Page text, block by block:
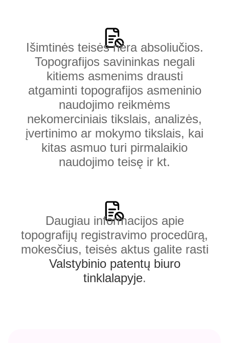
Išimtinės teisės nėra absoliučios.
Topografijos savininkas negali
kitiems asmenims drausti
atgaminti topografijos asmeninio
naudojimo reikmėms
nekomerciniais tikslais, analizės,
įvertinimo ar mokymo tikslais, kai
kitas asmuo turi pirmalaikio
naudojimo teisę ir kt.
Daugiau informacijos apie
topografijų registravimo procedūrą,
mokesčius, teisės aktus galite rasti
Valstybinio patentų biuro
tinklalapyje.